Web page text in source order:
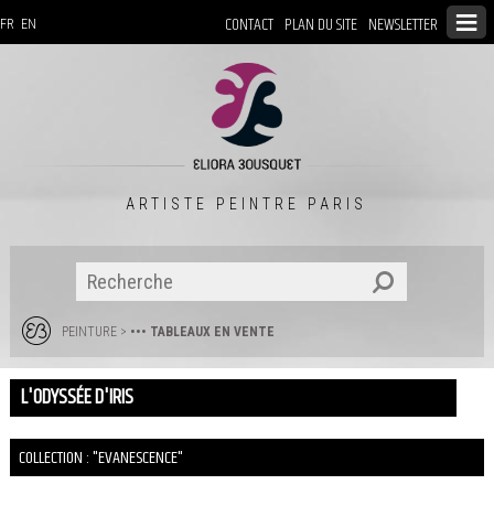
CONTACT PLAN DU SITE NEWSLETTER
FR EN
ARTISTE PEINTRE PARIS
PEINTURE> ••• TABLEAUX EN VENTE
L'ODYSSÉE D'IRIS
COLLECTION : "EVANESCENCE"